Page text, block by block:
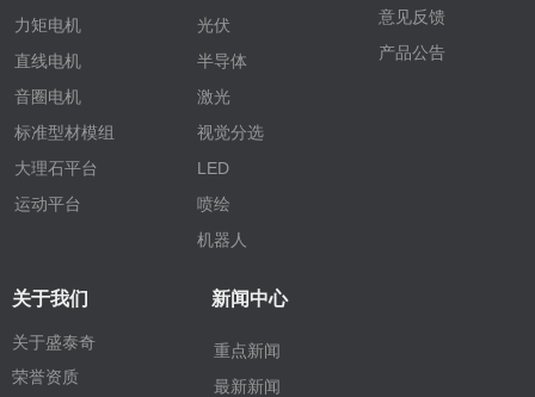
力矩电机
直线电机
音圈电机
标准型材模组
大理石平台
运动平台
意见反馈
产品公告
光伏
半导体
激光
视觉分选
LED
喷绘
机器人
新闻中心
重点新闻
最新新闻
关于我们
关于盛泰奇
荣誉资质